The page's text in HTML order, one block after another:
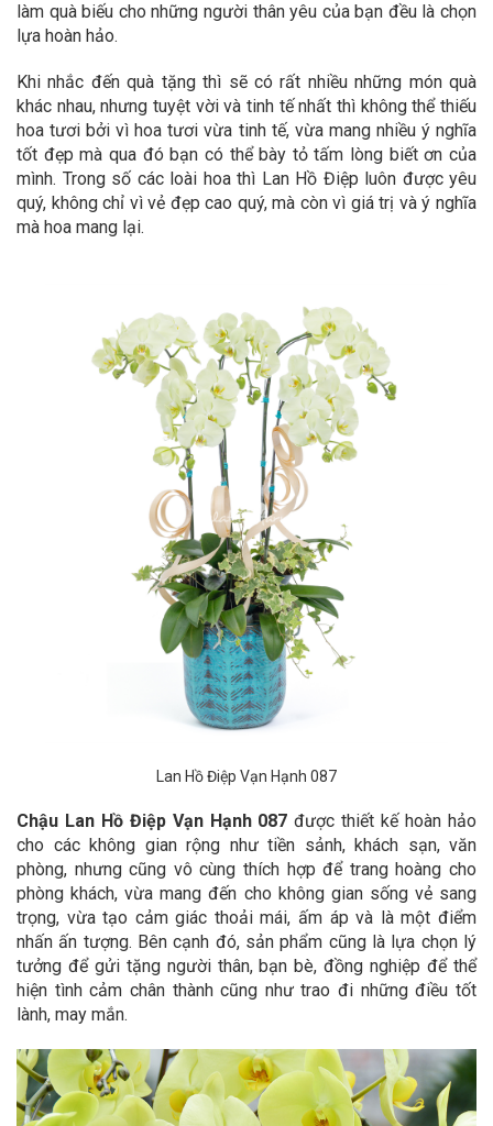
làm quà biếu cho những người thân yêu của bạn đều là chọn
lựa hoàn hảo.
Khi nhắc đến quà tặng thì sẽ có rất nhiều những món quà
khác nhau, nhưng tuyệt vời và tinh tế nhất thì không thể thiếu
hoa tươi bởi vì hoa tươi vừa tinh tế, vừa mang nhiều ý nghĩa
tốt đẹp mà qua đó bạn có thể bày tỏ tấm lòng biết ơn của
mình. Trong số các loài hoa thì Lan Hồ Điệp luôn được yêu
quý, không chỉ vì vẻ đẹp cao quý, mà còn vì giá trị và ý nghĩa
mà hoa mang lại.
Lan Hồ Điệp Vạn Hạnh 087
Chậu Lan Hồ Điệp Vạn Hạnh 087được thiết kế hoàn hảo
cho các không gian rộng như tiền sảnh, khách sạn, văn
phòng, nhưng cũng vô cùng thích hợp để trang hoàng cho
phòng khách, vừa mang đến cho không gian sống vẻ sang
trọng, vừa tạo cảm giác thoải mái, ấm áp và là một điểm
nhấn ấn tượng. Bên cạnh đó, sản phẩm cũng là lựa chọn lý
tưởng để gửi tặng người thân, bạn bè, đồng nghiệp để thể
hiện tình cảm chân thành cũng như trao đi những điều tốt
lành, may mắn.